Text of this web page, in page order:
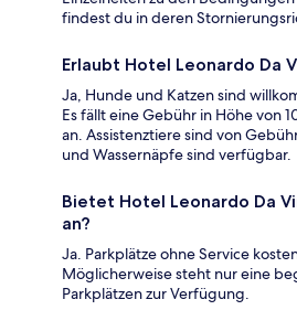
findest du in deren
Erlaubt Hotel Leonardo Da
Ja, Hunde und Katzen sind
Es fällt eine Gebühr in Höhe von
an. Assistenztiere sind von
und Wassernäpfe sind verfügbar.
Bietet Hotel Leonardo Da
an?
Ja. Parkplätze ohne Service
Möglicherweise steht nur eine
Parkplätzen zur Verfügung.